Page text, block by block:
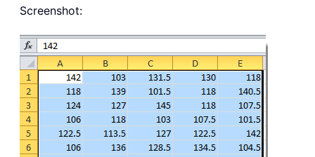
Screenshot: